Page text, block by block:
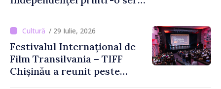
/ 29 Iulie, 2026
Festivalul Internațional de
Film Transilvania – TIFF
Chișinău a reunit peste